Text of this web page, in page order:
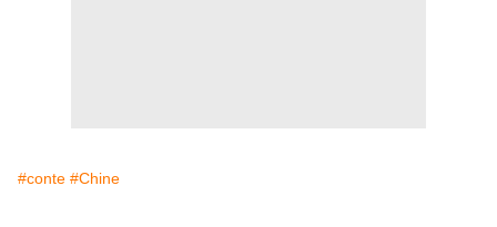
#conte #Chine